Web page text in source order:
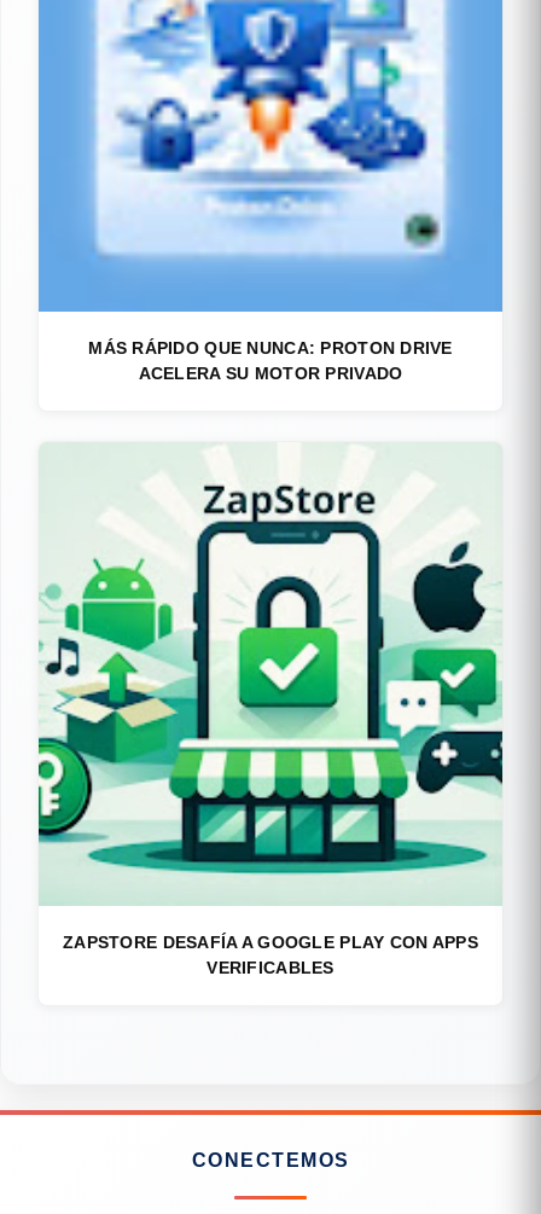
MÁS RÁPIDO QUE NUNCA: PROTON DRIVE
ACELERA SU MOTOR PRIVADO
ZAPSTORE DESAFÍA A GOOGLE PLAY CON APPS
VERIFICABLES
CONECTEMOS